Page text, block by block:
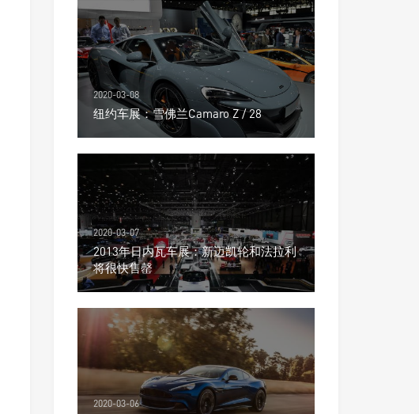
2020-03-08
纽约车展：雪佛兰Camaro Z / 28
2020-03-07
2013年日内瓦车展：新迈凯轮和法拉利
将很快售罄
2020-03-06